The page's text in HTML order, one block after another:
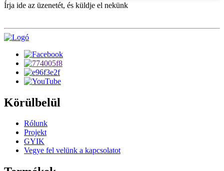
Írja ide az üzenetét, és küldje el nekünk
Körülbelül
Rólunk
Projekt
GYIK
Vegye fel velünk a kapcsolatot